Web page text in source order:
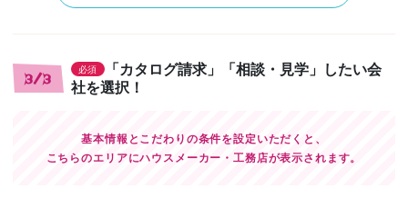
3/3
必須
「カタログ請求」「相談・見学」したい会
社を選択！
基本情報とこだわりの条件を設定いただくと、
こちらのエリアにハウスメーカー・工務店が表示されます。